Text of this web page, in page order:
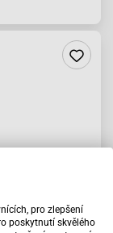
pro zlepšení
poskytnutí skvělého